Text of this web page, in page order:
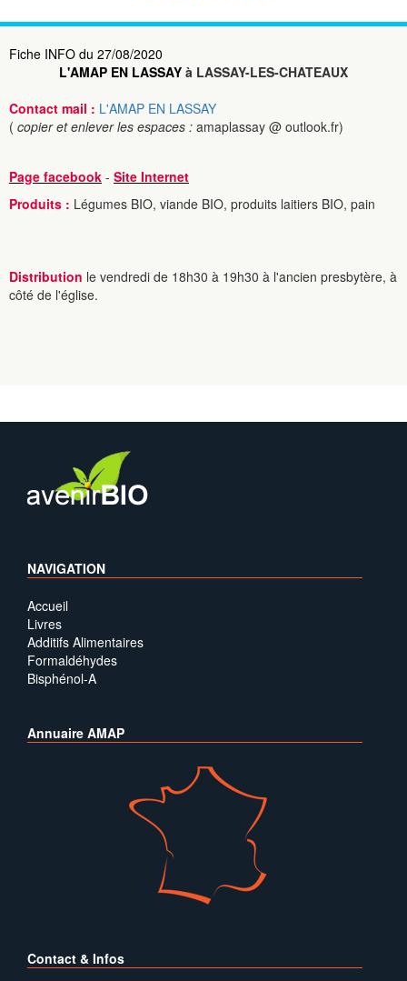
Fiche INFO du 27/08/2020
L'AMAP EN LASSAY à LASSAY-LES-CHATEAUX
Contact mail : L'AMAP EN LASSAY
( copier et enlever les espaces : amaplassay @ outlook.fr)
Page facebook - Site Internet
Produits : Légumes BIO, viande BIO, produits laitiers BIO, pain
Distribution le vendredi de 18h30 à 19h30 à l'ancien presbytère, à
côté de l'église.
NAVIGATION
Accueil
Livres
Additifs Alimentaires
Formaldéhydes
Bisphénol-A
Annuaire AMAP
Contact & Infos